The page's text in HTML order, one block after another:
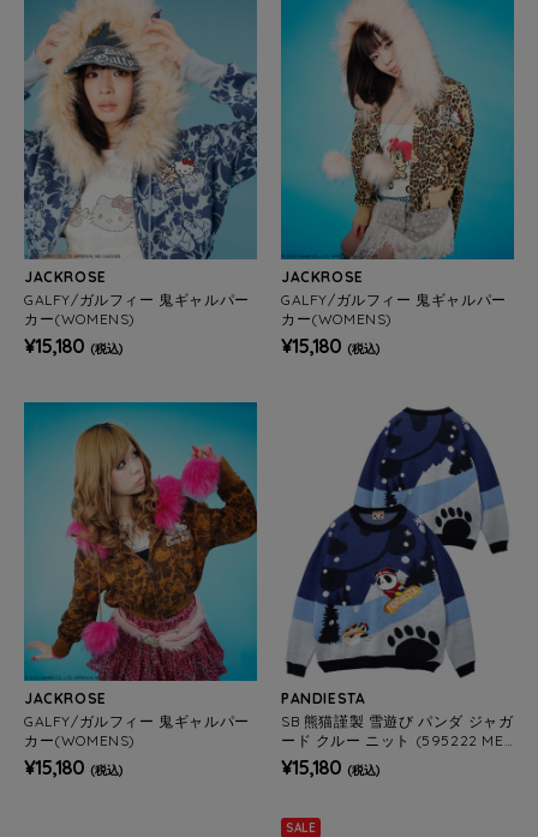
JACKROSE
GALFY/ガルフィー 鬼ギャルパー
カー(WOMENS)
¥15,180 (税込)
JACKROSE
GALFY/ガルフィー 鬼ギャルパー
カー(WOMENS)
¥15,180 (税込)
JACKROSE
GALFY/ガルフィー 鬼ギャルパー
カー(WOMENS)
¥15,180 (税込)
PANDIESTA
SB 熊猫謹製 雪遊び パンダ ジャガ
ード クルー ニット (595222 ME
NS/WOMENS)
¥15,180 (税込)
SALE